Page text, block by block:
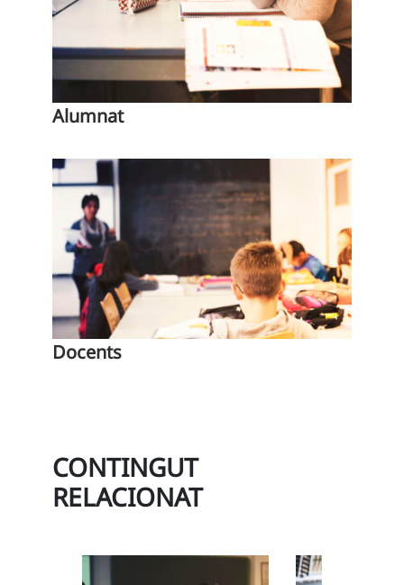
Alumnat
Docents
CONTINGUT
RELACIONAT